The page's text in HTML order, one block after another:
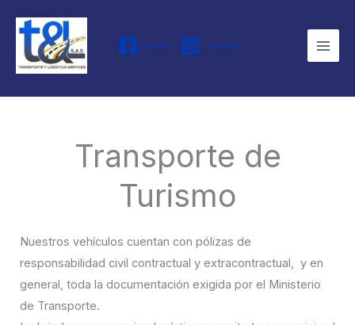
contenido
Facebook Instagram
Transporte de
Turismo
Nuestros vehículos cuentan con pólizas de
responsabilidad civil contractual y extracontractual, y en
general, toda la documentación exigida por el Ministerio
de Transporte.